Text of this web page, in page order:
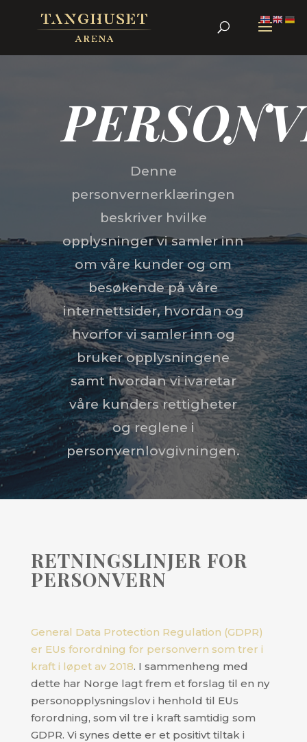
Denne
personvernerklæringen
beskriver hvilke
opplysninger vi samler inn
om våre kunder og om
besøkende på våre
internettsider, hvordan og
hvorfor vi samler inn og
bruker opplysningene
samt hvordan vi ivaretar
våre kunders rettigheter
og reglene i
personvernlovgivningen.
RETNINGSLINJER FOR
PERSONVERN
General Data Protection Regulation (GDPR)
er EUs forordning for personvern som trer i
kraft i løpet av 2018. I sammenheng med
dette har Norge lagt frem et forslag til en ny
personopplysningslov i henhold til EUs
forordning, som vil tre i kraft samtidig som
GDPR. Vi synes dette er et positivt tiltak i